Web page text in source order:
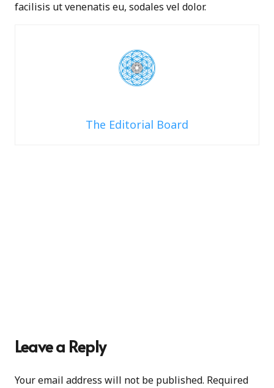
facilisis ut venenatis eu, sodales vel dolor.
The Editorial Board
Leave a Reply
Your email address will not be published. Required